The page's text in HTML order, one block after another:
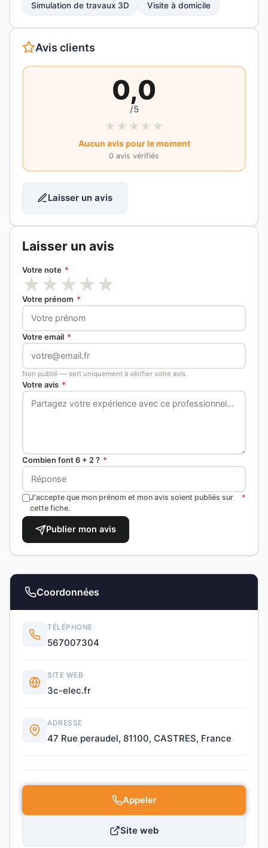
Simulation de travaux 3D Visite à domicile
Avis clients
0,0
/5
★ ★ ★ ★ ★
Aucun avis pour le moment
0 avis vérifiés
Laisser un avis
Laisser un avis
Votre note *
★★★★★
Votre prénom *
Votre email *
Non publié — sert uniquement à vérifier votre avis.
Votre avis *
Combien font 6 + 2 ? *
J'accepte que mon prénom et mon avis soient publiés sur
cette fiche.
*
Publier mon avis
Coordonnées
TÉLÉPHONE
567007304
SITE WEB
3c-elec.fr
ADRESSE
47 Rue peraudel, 81100, CASTRES, France
Appeler
Site web